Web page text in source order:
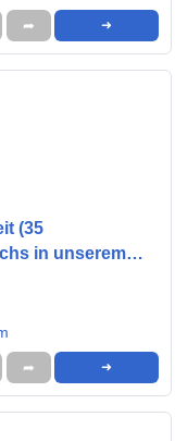
➦ ➜
(35
in unserem
➦ ➜